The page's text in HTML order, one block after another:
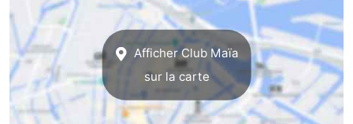
diamant
Places
dans
le
centre
Parcs
et
jardins
Parties
de
Environs
Afficher Club Maïa
sur la carte